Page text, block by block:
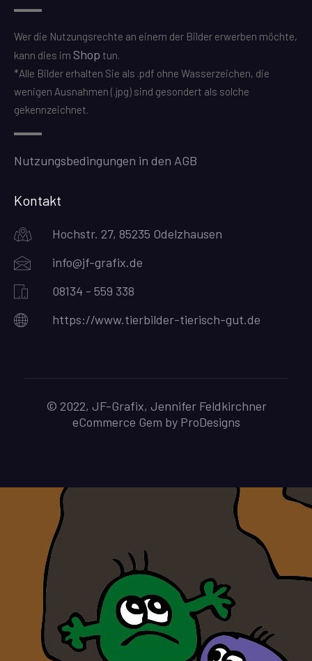
Wer die Nutzungsrechte an einem der Bilder erwerben möchte,
kann dies im Shop tun.
*Alle Bilder erhalten Sie als .pdf ohne Wasserzeichen, die
wenigen Ausnahmen (.jpg) sind gesondert als solche
gekennzeichnet.
Nutzungsbedingungen in den AGB
Kontakt
Hochstr. 27, 85235 Odelzhausen
info@jf-grafix.de
08134 - 559 338
https://www.tierbilder-tierisch-gut.de
© 2022, JF-Grafix, Jennifer Feldkirchner
eCommerce Gem by ProDesigns